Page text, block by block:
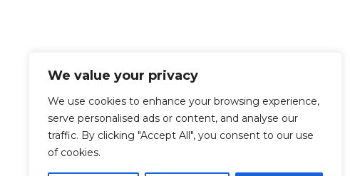
We value your privacy
We use cookies to enhance your browsing experience,
serve personalised ads or content, and analyse our
traffic. By clicking "Accept All", you consent to our use
of cookies.